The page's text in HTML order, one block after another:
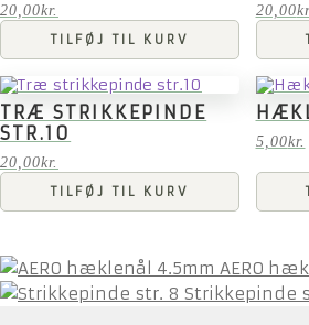
20,00kr.
TILFØJ TIL KURV
20,00
TRÆ STRIKKEPINDE
STR.10
20,00kr.
TILFØJ TIL KURV
5,00kr.
AERO
Strikkepinde